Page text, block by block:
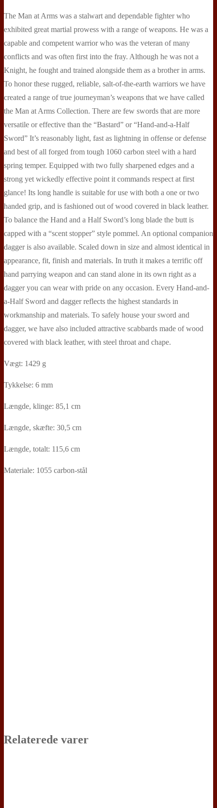
The Man at Arms was a stalwart and dependable fighter who
exhibited great martial prowess with a range of weapons. He was a
capable and competent warrior who was the veteran of many
conflicts and was often first into the fray. Although he was not a
Knight, he fought and trained alongside them as a brother in arms.
To honor these rugged, reliable, salt-of-the-earth warriors we have
created a range of true journeyman’s weapons that we have called
the Man at Arms Collection. There are few swords that are more
versatile or effective than the “Bastard” or “Hand-and-a-Half
Sword” It’s reasonably light, fast as lightning in offense or defense
and best of all forged from tough 1060 carbon steel with a hard
spring temper. Equipped with two fully sharpened edges and a
strong yet wickedly effective point it commands respect at first
glance! Its long handle is suitable for use with both a one or two
handed grip, and is fashioned out of wood covered in black leather.
To balance the Hand and a Half Sword’s long blade the butt is
capped with a “scent stopper” style pommel. An optional companion
dagger is also available. Scaled down in size and almost identical in
appearance, fit, finish and materials. In truth it makes a terrific off
hand parrying weapon and can stand alone in its own right as a
dagger you can wear with pride on any occasion. Every Hand-and-
a-Half Sword and dagger reflects the highest standards in
workmanship and materials. To safely house your sword and
dagger, we have also included attractive scabbards made of wood
covered with black leather, with steel throat and chape.
Vægt: 1429 g
Tykkelse: 6 mm
Længde, klinge: 85,1 cm
Længde, skæfte: 30,5 cm
Længde, totalt: 115,6 cm
Materiale: 1055 carbon-stål
Relaterede varer